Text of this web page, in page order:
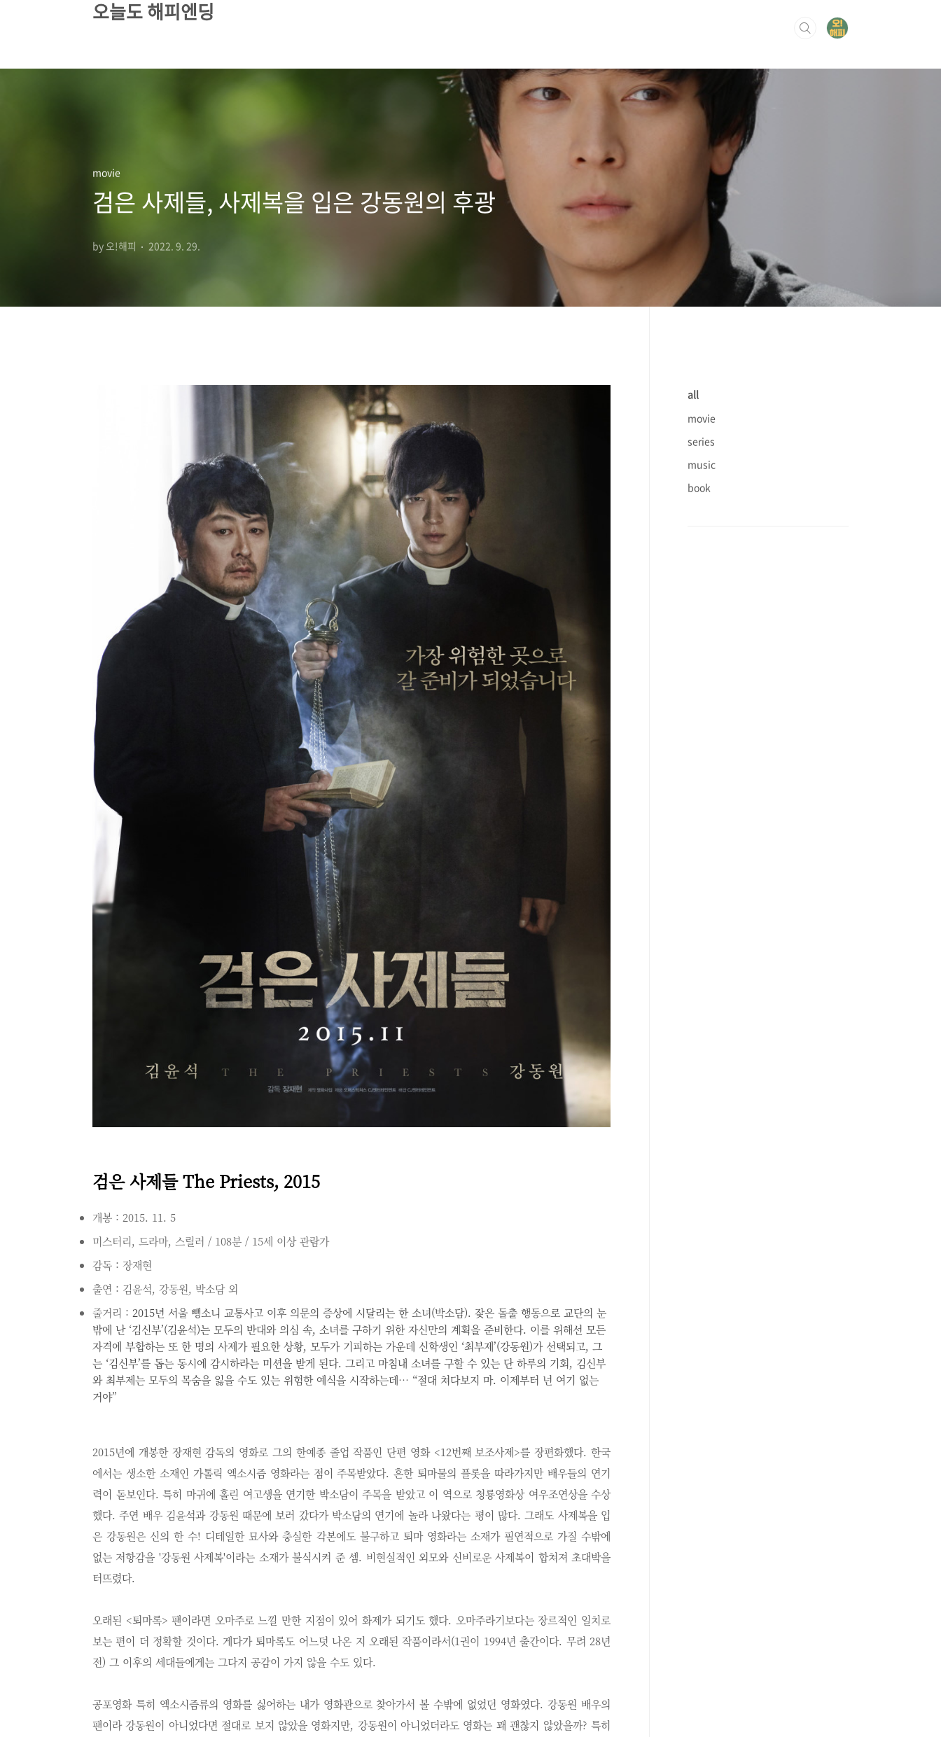
오늘도 해피엔딩
movie
검은 사제들, 사제복을 입은 강동원의 후광
by 오!해피 2022. 9. 29.
검은 사제들 The Priests, 2015
개봉 : 2015. 11. 5
미스터리, 드라마, 스릴러 / 108분 / 15세 이상 관람가
감독 : 장재현
출연 : 김윤석, 강동원, 박소담 외
줄거리 : 2015년 서울 뺑소니 교통사고 이후 의문의 증상에 시달리는 한 소녀(박소담). 잦은 돌출 행동으로 교단의 눈
밖에 난 ‘김신부’(김윤석)는 모두의 반대와 의심 속, 소녀를 구하기 위한 자신만의 계획을 준비한다. 이를 위해선 모든
자격에 부합하는 또 한 명의 사제가 필요한 상황, 모두가 기피하는 가운데 신학생인 ‘최부제’(강동원)가 선택되고, 그
는 ‘김신부’를 돕는 동시에 감시하라는 미션을 받게 된다. 그리고 마침내 소녀를 구할 수 있는 단 하루의 기회, 김신부
와 최부제는 모두의 목숨을 잃을 수도 있는 위험한 예식을 시작하는데… “절대 쳐다보지 마. 이제부터 넌 여기 없는
거야”
2015년에 개봉한 장재현 감독의 영화로 그의 한예종 졸업 작품인 단편 영화 <12번째 보조사제>를 장편화했다. 한국
에서는 생소한 소재인 가톨릭 엑소시즘 영화라는 점이 주목받았다. 흔한 퇴마물의 플롯을 따라가지만 배우들의 연기
력이 돋보인다. 특히 마귀에 홀린 여고생을 연기한 박소담이 주목을 받았고 이 역으로 청룡영화상 여우조연상을 수상
했다. 주연 배우 김윤석과 강동원 때문에 보러 갔다가 박소담의 연기에 놀라 나왔다는 평이 많다. 그래도 사제복을 입
은 강동원은 신의 한 수! 디테일한 묘사와 충실한 각본에도 불구하고 퇴마 영화라는 소재가 필연적으로 가질 수밖에
없는 저항감을 '강동원 사제복'이라는 소재가 불식시켜 준 셈. 비현실적인 외모와 신비로운 사제복이 합쳐져 초대박을
터뜨렸다.
오래된 <퇴마록> 팬이라면 오마주로 느낄 만한 지점이 있어 화제가 되기도 했다. 오마주라기보다는 장르적인 일치로
보는 편이 더 정확할 것이다. 게다가 퇴마록도 어느덧 나온 지 오래된 작품이라서(1권이 1994년 출간이다. 무려 28년
전) 그 이후의 세대들에게는 그다지 공감이 가지 않을 수도 있다.
공포영화 특히 엑소시즘류의 영화를 싫어하는 내가 영화관으로 찾아가서 볼 수밖에 없었던 영화였다. 강동원 배우의
팬이라 강동원이 아니었다면 절대로 보지 않았을 영화지만, 강동원이 아니었더라도 영화는 꽤 괜찮지 않았을까? 특히
all
movie
series
music
book